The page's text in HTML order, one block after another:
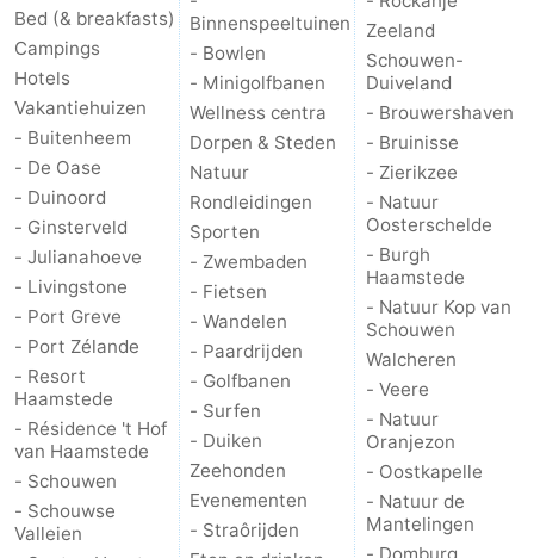
Bed (& breakfasts)
Campings
Hotels
Vakantiehuizen
- Buitenheem
- De Oase
- Duinoord
- Ginsterveld
- Julianahoeve
- Livingstone
- Port Greve
- Port Zélande
- Resort
Haamstede
- Résidence 't Hof
van Haamstede
- Schouwen
- Schouwse
Valleien
Binnenspeeltuinen
- Bowlen
- Minigolfbanen
Wellness centra
Dorpen & Steden
Natuur
Rondleidingen
Sporten
- Zwembaden
- Fietsen
- Wandelen
- Paardrijden
- Golfbanen
- Surfen
- Duiken
Zeehonden
Evenementen
- Straôrijden
Zeeland
Schouwen-
Duiveland
- Brouwershaven
- Bruinisse
- Zierikzee
- Natuur
Oosterschelde
- Burgh
Haamstede
- Natuur Kop van
Schouwen
Walcheren
- Veere
- Natuur
Oranjezon
- Oostkapelle
- Natuur de
Mantelingen